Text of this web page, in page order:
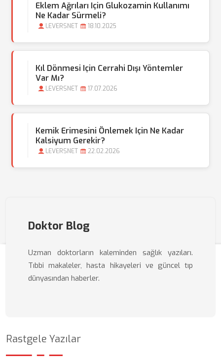
Eklem Ağrıları Için Glukozamin Kullanımı
Ne Kadar Sürmeli?
LEVERSNET 18.10.2025
Kıl Dönmesi Için Cerrahi Dışı Yöntemler
Var Mı?
LEVERSNET 17.07.2026
Kemik Erimesini Önlemek Için Ne Kadar
Kalsiyum Gerekir?
LEVERSNET 22.02.2026
Doktor Blog
Uzman doktorların kaleminden sağlık yazıları.
Tıbbi makaleler, hasta hikayeleri ve güncel tıp
dünyasından haberler.
Rastgele Yazılar